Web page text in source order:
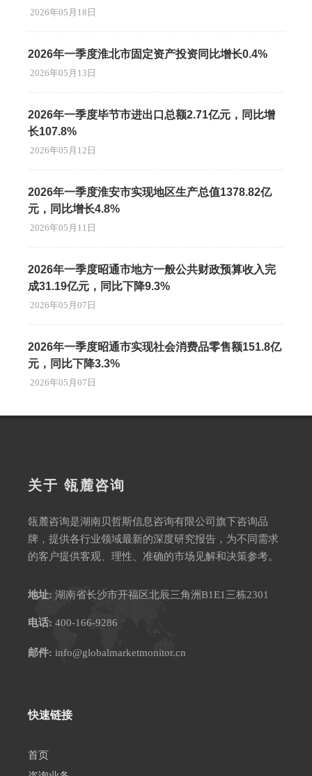
2026年05月18日
2026年一季度淮北市固定资产投资同比增长0.4%
2026年05月13日
2026年一季度毕节市进出口总额2.71亿元，同比增
长107.8%
2026年05月12日
2026年一季度淮安市实现地区生产总值1378.82亿
元，同比增长4.8%
2026年05月11日
2026年一季度昭通市地方一般公共财政预算收入完
成31.19亿元，同比下降9.3%
2026年05月07日
2026年一季度昭通市实现社会消费品零售额151.8亿
元，同比下降3.3%
2026年05月07日
关于 瓴麓咨询
瓴麓咨询是湖南贝哲斯信息咨询有限公司旗下咨询品
牌，提供各行业领域最新的深度研究报告，为不同需求
的客户提供客观、理性、准确的市场见解和决策参考。
地址: 湖南省长沙市开福区北辰三角洲B1E1三栋2301
电话: 400-166-9286
邮件: info@globalmarketmonitor.cn
快速链接
首页